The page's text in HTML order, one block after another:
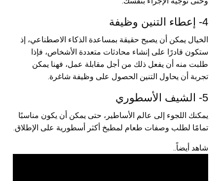
4- إعطاء التنين وظيفة
الخيال يمكن أن يصبح حقيقة بمساعدة الذكاء الاصطناعي، إذ
ستكون قادرًا على إنشاء محادثات متعددة الأشخاص، فإذا
طلبت منه أن يفعل ذلك من أجل مقابلة عمل، فهنا يمكن
تجربة أن يحاول التنين الحصول على وظيفة شاغرة.
5- الشيف الأسطوري
يمكنك اللجوء إلى عالم الأساطير، حتى يمكن أن يكون مناسبًا
تمامًا لطلب وصفات طعام لمطبخ أكثر أسطورية على الإطلاق.
شاهد أيضاً..